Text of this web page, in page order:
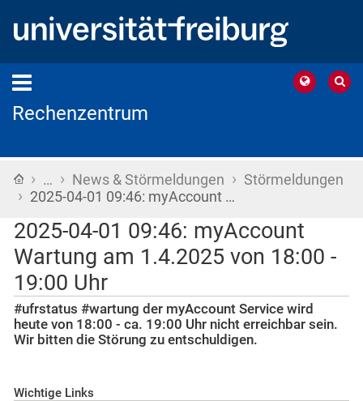
Rechenzentrum
Startseite
› … › News & Störmeldungen › Störmeldungen
› 2025-04-01 09:46: myAccount …
2025-04-01 09:46: myAccount
Wartung am 1.4.2025 von 18:00 -
19:00 Uhr
#ufrstatus #wartung der myAccount Service wird
heute von 18:00 - ca. 19:00 Uhr nicht erreichbar sein.
Wir bitten die Störung zu entschuldigen.
Wichtige Links